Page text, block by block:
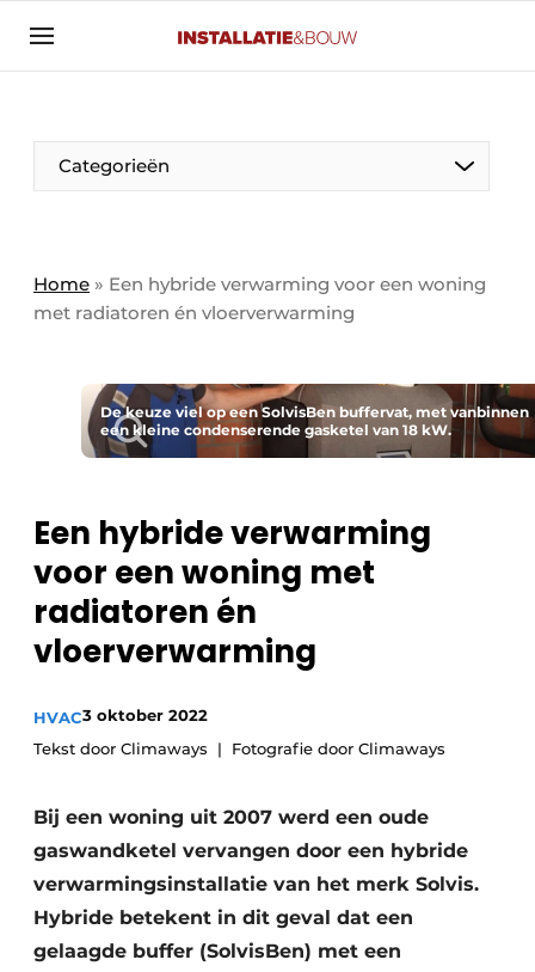
Aanmelden
Banner overzicht
BedrijvenAanmeldenBedankt voor de aanmelding
Contact
Evenement aanmelden
Meest gelezen
Nieuwsbrief
Privacy / Cookie statement
Vacature aanmelden
Vacatures
Video’s
Categorieën
Panelgesprek
Solar
Sanitair
Brandbeveiliging
Warmtepompen
Home » Een hybride verwarming voor een woning
met radiatoren én vloerverwarming
De keuze viel op een SolvisBen buffervat, met vanbinnen
een kleine condenserende gasketel van 18 kW.
Een hybride verwarming
voor een woning met
radiatoren én
vloerverwarming
HVAC3 oktober 2022
Tekst door Climaways
Fotografie door Climaways
Bij een woning uit 2007 werd een oude
gaswandketel vervangen door een hybride
verwarmingsinstallatie van het merk Solvis.
Hybride ­betekent in dit geval dat een
gelaagde buffer (SolvisBen) met een